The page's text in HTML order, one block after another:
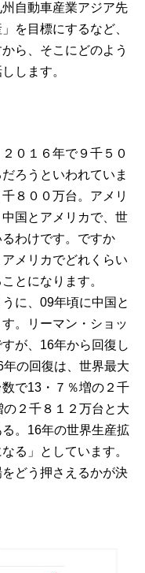
自動車産業アジア先
を目標にするなど、
ら、そこにどのよう
します。
０１６年で９千５０
ろうといわれていま
８００万台。アメリ
国とアメリカで、世
わけです。ですか
メリカでどれくらい
とになります。
に、09年頃に中国と
。リーマン・ショッ
が、16年から回復し
の回復は、世界最大
で13・７％増の２千
２千８１２万台と大
。16年の世界生産拡
る」としています。
どう押さえるかが決